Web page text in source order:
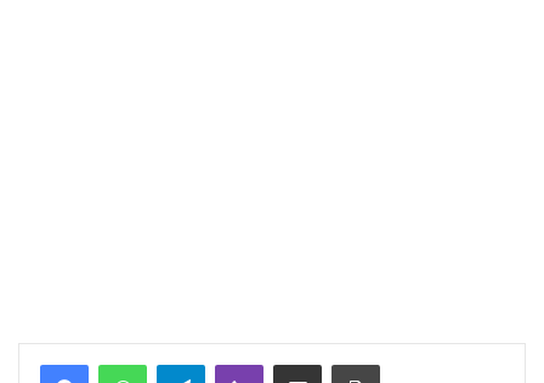
TelegramViber Надіслати електронною поштоюНадрукувати